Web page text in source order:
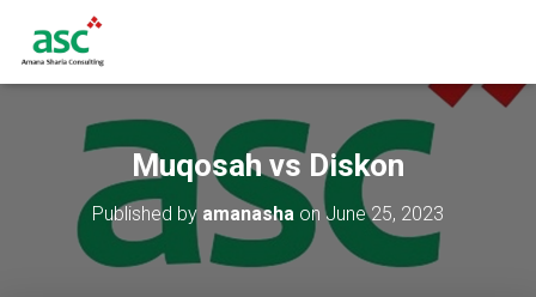
Muqosah vs Diskon
Published by amanasha onJune 25, 2023